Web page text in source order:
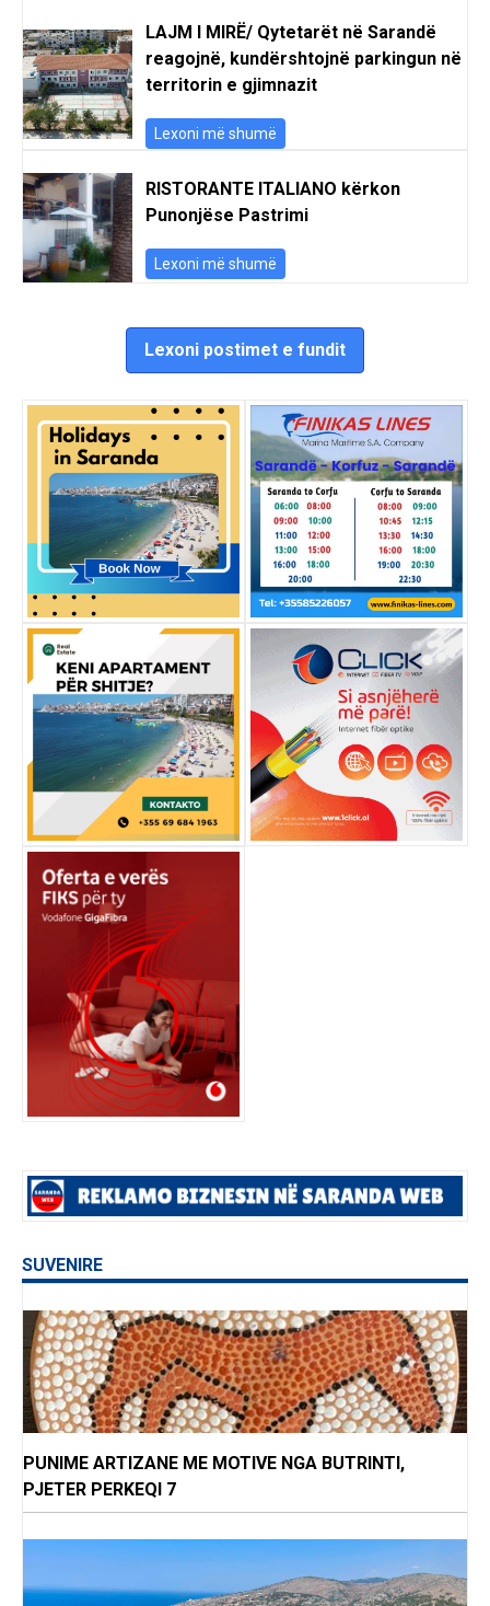
LAJM I MIRË/ Qytetarët në Sarandë
reagojnë, kundërshtojnë parkingun në
territorin e gjimnazit
Lexoni më shumë
RISTORANTE ITALIANO kërkon
Punonjëse Pastrimi
Lexoni më shumë
Lexoni postimet e fundit
SUVENIRE
PUNIME ARTIZANE ME MOTIVE NGA BUTRINTI,
PJETER PERKEQI 7